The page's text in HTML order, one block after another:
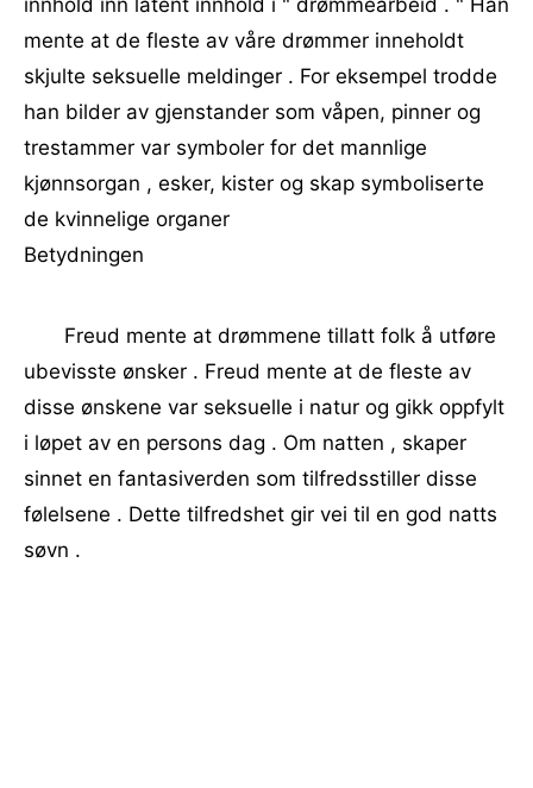
innhold inn latent innhold i " drømmearbeid . " Han
mente at de fleste av våre drømmer inneholdt
skjulte seksuelle meldinger . For eksempel trodde
han bilder av gjenstander som våpen, pinner og
trestammer var symboler for det mannlige
kjønnsorgan , esker, kister og skap symboliserte
de kvinnelige organer
Betydningen
Freud mente at drømmene tillatt folk å utføre
ubevisste ønsker . Freud mente at de fleste av
disse ønskene var seksuelle i natur og gikk oppfylt
i løpet av en persons dag . Om natten , skaper
sinnet en fantasiverden som tilfredsstiller disse
følelsene . Dette tilfredshet gir vei til en god natts
søvn .